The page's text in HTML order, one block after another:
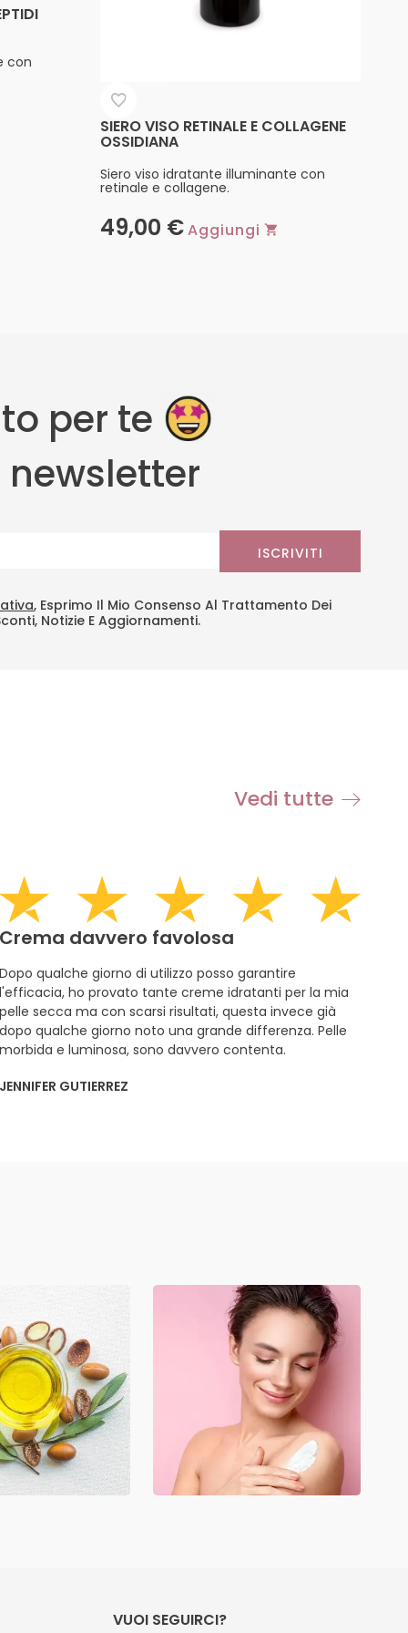
con
SIERO VISO RETINALE E COLLAGENE
OSSIDIANA
Siero viso idratante illuminante con
retinale e collagene.
49,00 €Aggiungi
per te
ISCRIVITI
, Esprimo Il Mio Consenso Al Trattamento Dei
Notizie E Aggiornamenti.
Vedi tutte
Crema davvero favolosa
Dopo qualche giorno di utilizzo posso garantire
l'efficacia, ho provato tante creme idratanti per la mia
pelle secca ma con scarsi risultati, questa invece già
dopo qualche giorno noto una grande differenza. Pelle
morbida e luminosa, sono davvero contenta.
JENNIFER GUTIERREZ
VUOI SEGUIRCI?